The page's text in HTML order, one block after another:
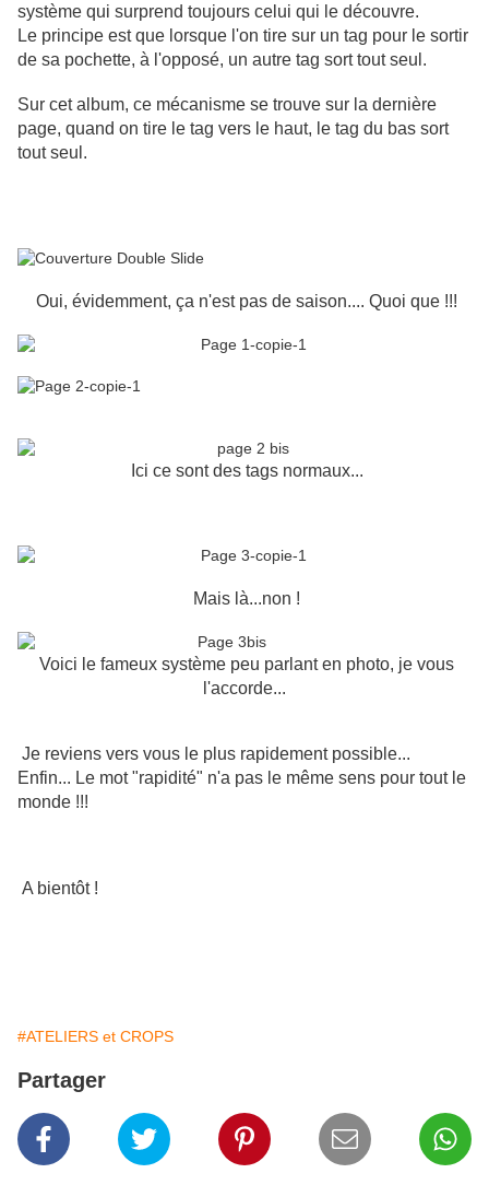
système qui surprend toujours celui qui le découvre.
Le principe est que lorsque l'on tire sur un tag pour le sortir
de sa pochette, à l'opposé, un autre tag sort tout seul.
Sur cet album, ce mécanisme se trouve sur la dernière
page, quand on tire le tag vers le haut, le tag du bas sort
tout seul.
Oui, évidemment, ça n'est pas de saison.... Quoi que !!!
Ici ce sont des tags normaux...
Mais là...non !
Voici le fameux système peu parlant en photo, je vous
l'accorde...
Je reviens vers vous le plus rapidement possible...
Enfin... Le mot "rapidité" n'a pas le même sens pour tout le
monde !!!
A bientôt !
#ATELIERS et CROPS
Partager